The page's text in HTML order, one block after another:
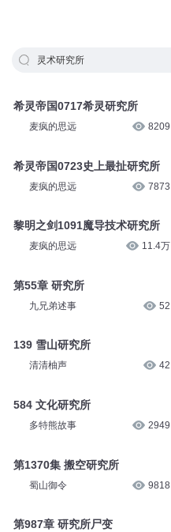
灵术研究所
希灵帝国0717希灵研究所
麦疯的思远 8209
希灵帝国0723史上最扯研究所
麦疯的思远 7873
黎明之剑1091魔导技术研究所
麦疯的思远 11.4万
第55章 研究所
九兄弟述事 52
139 雪山研究所
清清柚声 42
584 文化研究所
多特熊故事 2949
第1370集 搬空研究所
蜀山御令 9818
第987章 研究所尸变